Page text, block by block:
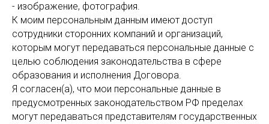
- изображение, фотография.
К моим персональным данным имеют доступ
сотрудники сторонних компаний и организаций,
которым могут передаваться персональные данные с
целью соблюдения законодательства в сфере
образования и исполнения Договора.
Я согласен(а), что мои персональные данные в
предусмотренных законодательством РФ пределах
могут передаваться представителям государственных